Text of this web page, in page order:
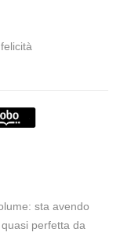
sta avendo
perfetta da